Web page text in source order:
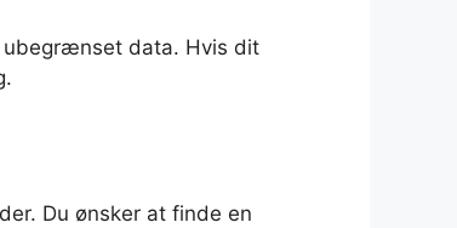
ubegrænset data. Hvis dit
Du ønsker at finde en